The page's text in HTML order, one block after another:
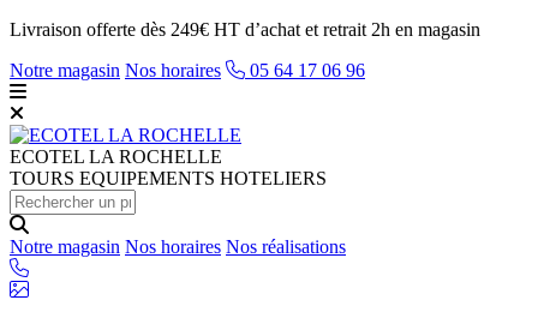
Livraison offerte dès 249€ HT d’achat et retrait 2h en magasin
Notre magasin Nos horaires 05 64 17 06 96
ECOTEL LA ROCHELLE
TOURS EQUIPEMENTS HOTELIERS
Notre magasin Nos horaires Nos réalisations